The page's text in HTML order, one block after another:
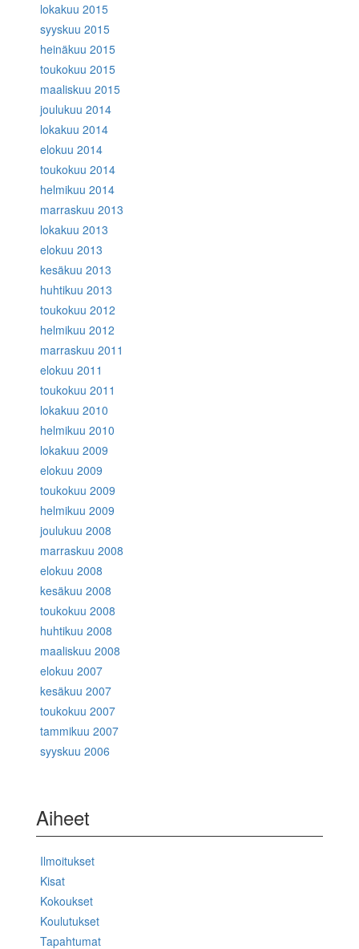
lokakuu 2015
syyskuu 2015
heinäkuu 2015
toukokuu 2015
maaliskuu 2015
joulukuu 2014
lokakuu 2014
elokuu 2014
toukokuu 2014
helmikuu 2014
marraskuu 2013
lokakuu 2013
elokuu 2013
kesäkuu 2013
huhtikuu 2013
toukokuu 2012
helmikuu 2012
marraskuu 2011
elokuu 2011
toukokuu 2011
lokakuu 2010
helmikuu 2010
lokakuu 2009
elokuu 2009
toukokuu 2009
helmikuu 2009
joulukuu 2008
marraskuu 2008
elokuu 2008
kesäkuu 2008
toukokuu 2008
huhtikuu 2008
maaliskuu 2008
elokuu 2007
kesäkuu 2007
toukokuu 2007
tammikuu 2007
syyskuu 2006
Aiheet
Ilmoitukset
Kisat
Kokoukset
Koulutukset
Tapahtumat